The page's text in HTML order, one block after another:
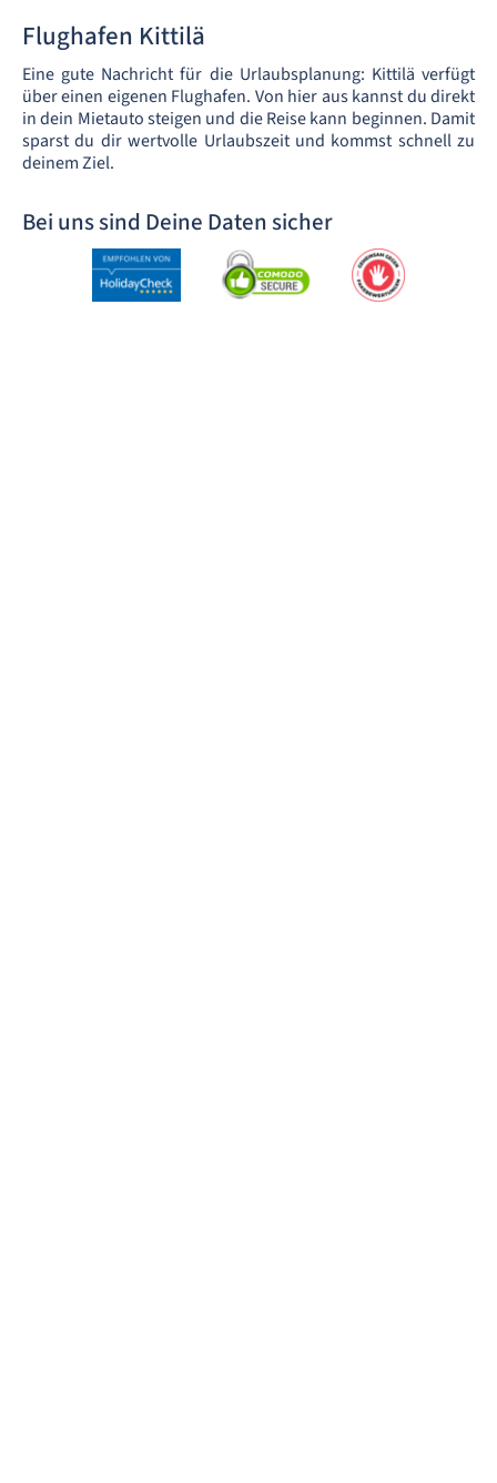
Flughafen Kittilä
Eine gute Nachricht für die Urlaubsplanung: Kittilä verfügt
über einen eigenen Flughafen. Von hier aus kannst du direkt
in dein Mietauto steigen und die Reise kann beginnen. Damit
sparst du dir wertvolle Urlaubszeit und kommst schnell zu
deinem Ziel.
Bei uns sind Deine Daten sicher